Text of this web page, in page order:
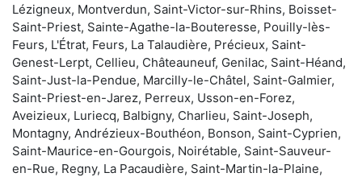
Lézigneux, Montverdun, Saint-Victor-sur-Rhins, Boisset-
Saint-Priest, Sainte-Agathe-la-Bouteresse, Pouilly-lès-
Feurs, L'Étrat, Feurs, La Talaudière, Précieux, Saint-
Genest-Lerpt, Cellieu, Châteauneuf, Genilac, Saint-Héand,
Saint-Just-la-Pendue, Marcilly-le-Châtel, Saint-Galmier,
Saint-Priest-en-Jarez, Perreux, Usson-en-Forez,
Aveizieux, Luriecq, Balbigny, Charlieu, Saint-Joseph,
Montagny, Andrézieux-Bouthéon, Bonson, Saint-Cyprien,
Saint-Maurice-en-Gourgois, Noirétable, Saint-Sauveur-
en-Rue, Regny, La Pacaudière, Saint-Martin-la-Plaine,